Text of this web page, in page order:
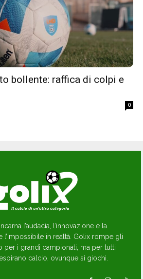
bollente: raffica di colpi e
0
l’audacia, l’innovazione e la
l’impossibile in realtà. Golix rompe gli
per i grandi campionati, ma per tutti
calcio, ovunque si giochi.